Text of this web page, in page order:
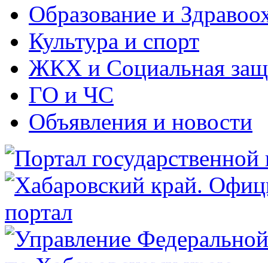
Образование и
Культура и спорт
ЖКХ и Социальная
ГО и ЧС
Объявления и новости